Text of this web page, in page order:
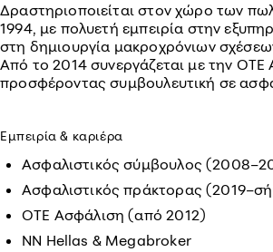
Δραστηριοποιείται στον χώρο των
1994, με πολυετή εμπειρία στην
στη δημιουργία μακροχρόνιων
Από το 2014 συνεργάζεται με την ΟΤΕ
προσφέροντας συμβουλευτική σε
Εμπειρία & καριέρα
Ασφαλιστικός σύμβουλος
Ασφαλιστικός πράκτορας
ΟΤΕ Ασφάλιση (από 2012)
NN Hellas & Megabroker